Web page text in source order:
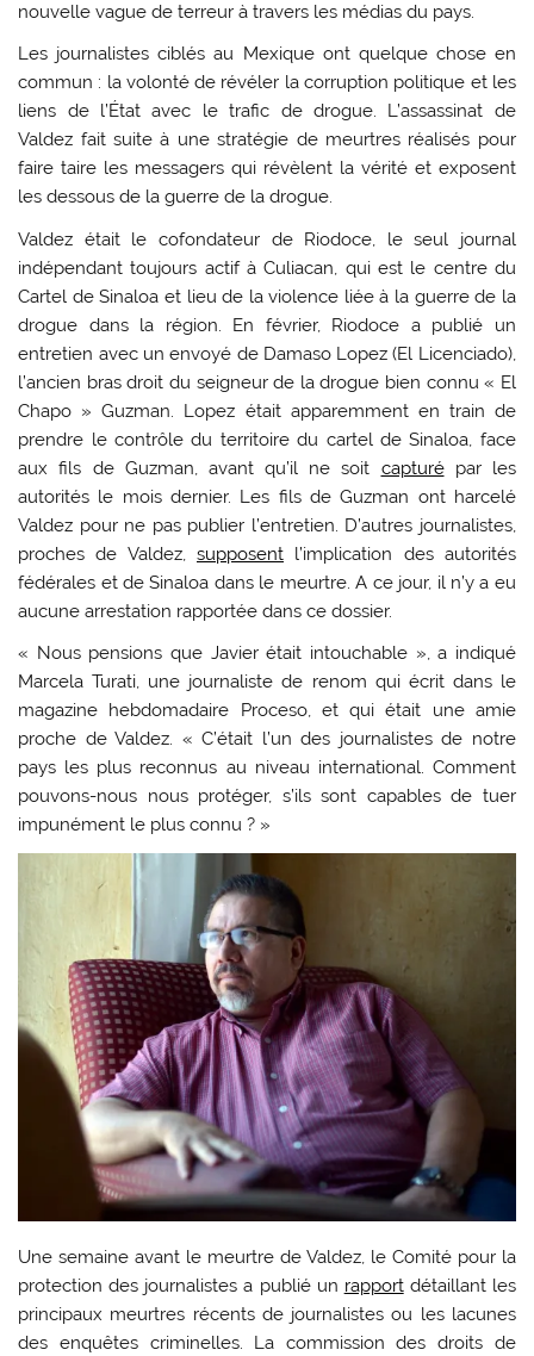
nouvelle vague de terreur à travers les médias du pays.
Les journalistes ciblés au Mexique ont quelque chose en
commun : la volonté de révéler la corruption politique et les
liens de l’État avec le trafic de drogue. L’assassinat de
Valdez fait suite à une stratégie de meurtres réalisés pour
faire taire les messagers qui révèlent la vérité et exposent
les dessous de la guerre de la drogue.
Valdez était le cofondateur de Riodoce, le seul journal
indépendant toujours actif à Culiacan, qui est le centre du
Cartel de Sinaloa et lieu de la violence liée à la guerre de la
drogue dans la région. En février, Riodoce a publié un
entretien avec un envoyé de Damaso Lopez (El Licenciado),
l’ancien bras droit du seigneur de la drogue bien connu « El
Chapo » Guzman. Lopez était apparemment en train de
prendre le contrôle du territoire du cartel de Sinaloa, face
aux fils de Guzman, avant qu’il ne soit capturépar les
autorités le mois dernier. Les fils de Guzman ont harcelé
Valdez pour ne pas publier l’entretien. D’autres journalistes,
proches de Valdez, supposent l’implication des autorités
fédérales et de Sinaloa dans le meurtre. A ce jour, il n’y a eu
aucune arrestation rapportée dans ce dossier.
« Nous pensions que Javier était intouchable », a indiqué
Marcela Turati, une journaliste de renom qui écrit dans le
magazine hebdomadaire Proceso, et qui était une amie
proche de Valdez. « C’était l’un des journalistes de notre
pays les plus reconnus au niveau international. Comment
pouvons-nous nous protéger, s’ils sont capables de tuer
impunément le plus connu ? »
Une semaine avant le meurtre de Valdez, le Comité pour la
protection des journalistes a publié un rapportdétaillant les
principaux meurtres récents de journalistes ou les lacunes
des enquêtes criminelles. La commission des droits de